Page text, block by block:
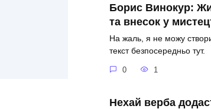
Борис Винокур:
та внесок у
На жаль, я не можу
текст безпосередньо тут.
0 1
Нехай верба